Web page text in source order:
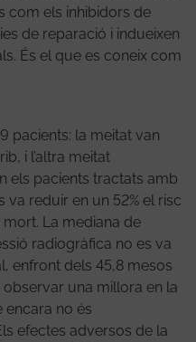
com els inhibidors de
de reparació i indueixen
És el que es coneix com
pacients: la meitat van
i l’altra meitat
els pacients tractats amb
reduir en un 52% el risc
La mediana de
radiogràfica no es va
enfront dels 45,8 mesos
una millora en la
no és
efectes adversos de la